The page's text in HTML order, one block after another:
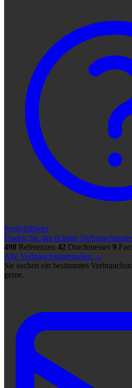
Produktfinder
Finden Sie das richtige
498 Referenzen 42 Durchmesser 9
Alle Verbrauchsmaterialien →
Sie suchen ein bestimmtes
gerne.